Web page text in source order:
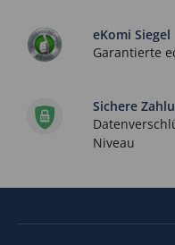
eKomi Siegel
Garantierte
Sichere
Niveau